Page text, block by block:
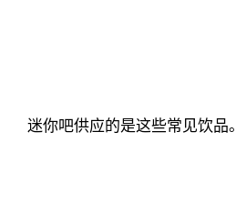
迷你吧供应的是这些常见饮品。